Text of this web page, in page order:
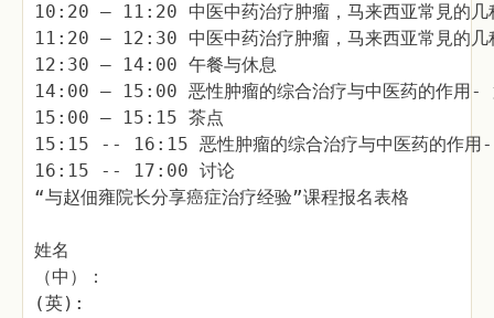
10:20 – 11:20 中医中药治疗肿瘤，马来西亚常見的
11:20 – 12:30 中医中药治疗肿瘤，马来西亚常見的
12:30 – 14:00 午餐与休息
14:00 – 15:00 恶性肿瘤的综合治疗与中医药的作
15:00 – 15:15 茶点
15:15 -- 16:15 恶性肿瘤的综合治疗与中医药的作
16:15 -- 17:00 讨论
“与赵佃雍院长分享癌症治疗经验”课程报名表格
姓名
（中）：
(英):